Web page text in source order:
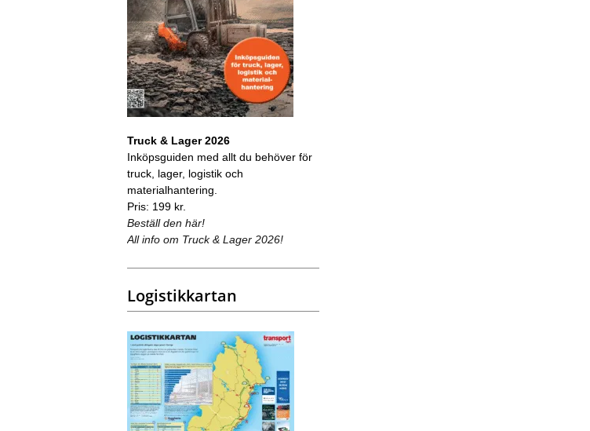
Truck & Lager 2026
Inköpsguiden med allt du behöver för
truck, lager, logistik och
materialhantering.
Pris: 199 kr.
Beställ den här!
All info om Truck & Lager 2026!
Logistikkartan